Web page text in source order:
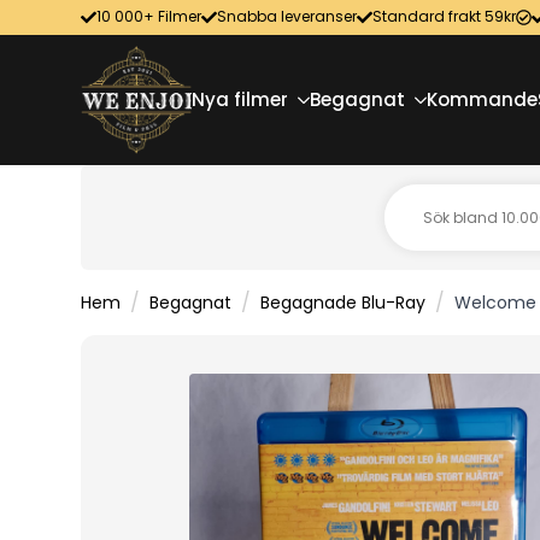
10 000+ Filmer Snabba leveranser Standard frakt 59kr
Nya filmer Begagnat Kommande
Hem Begagnat Begagnade Blu-Ray Welcome